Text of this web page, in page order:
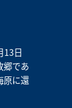
13日
郷であ
原に還